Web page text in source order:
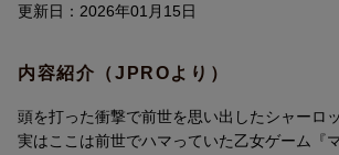
更新日：2026年01月15日
内容紹介（JPROより）
頭を打った衝撃で前世を思い出したシャーロッ
実はここは前世でハマっていた乙女ゲーム『